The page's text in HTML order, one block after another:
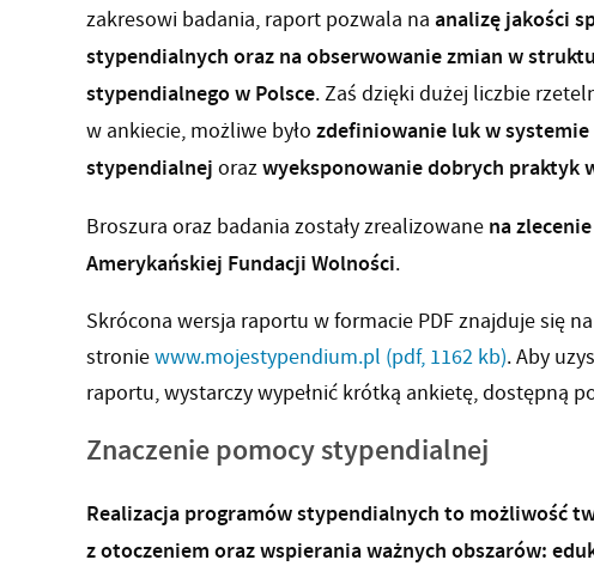
zakresowi badania, raport pozwala na analizę jakości
stypendialnych oraz na obserwowanie zmian w
stypendialnego w Polsce. Zaś dzięki dużej liczbie
w ankiecie, możliwe było zdefiniowanie luk w
stypendialnej orazwyeksponowanie dobrych praktyk
Broszura oraz badania zostały zrealizowane na
Amerykańskiej Fundacji Wolności.
Skrócona wersja raportu w formacie PDF znajduje się na
stroniewww.mojestypendium.pl (pdf, 1162 kb). Aby
raportu, wystarczy wypełnić krótką ankietę, dostępną
Znaczenie pomocy stypendialnej
Realizacja programów stypendialnych to możliwość
z otoczeniem oraz wspierania ważnych obszarów: